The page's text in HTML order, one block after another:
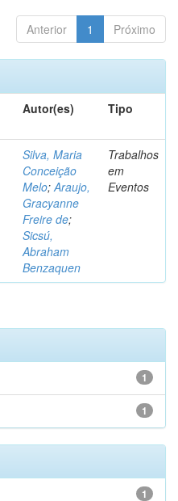
Anterior 1 Próximo
Autor(es) Tipo
Silva, Maria
Conceição
Melo;Araujo,
Gracyanne
Freire de;
Sicsú,
Abraham
Benzaquen
Trabalhos
em
Eventos
1
1
1